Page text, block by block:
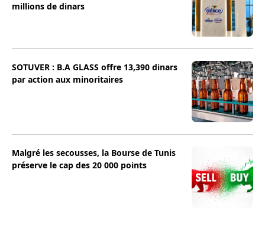
millions de dinars
SOTUVER : B.A GLASS offre 13,390 dinars
par action aux minoritaires
Malgré les secousses, la Bourse de Tunis
préserve le cap des 20 000 points